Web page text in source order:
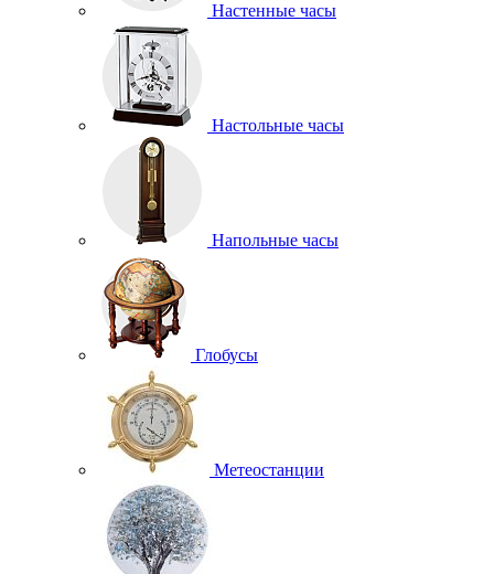
Настенные часы
Настольные часы
Напольные часы
Глобусы
Метеостанции